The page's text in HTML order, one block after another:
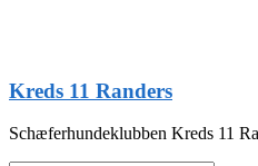
Kreds 11 Randers
Schæferhundeklubben Kreds 11